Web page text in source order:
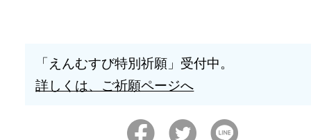
「えんむすび特別祈願」受付中。
詳しくは、ご祈願ページへ